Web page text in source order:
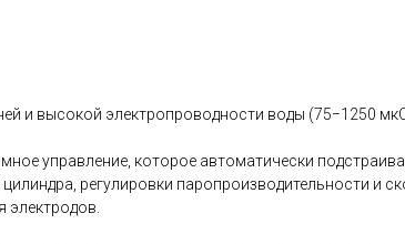
и высокой электропроводности воды (75−1250
управление, которое автоматически
регулировки паропроизводительности и